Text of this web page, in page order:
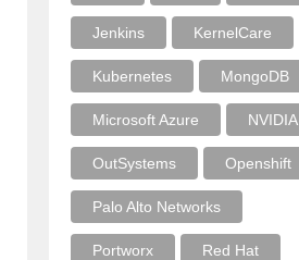
Jenkins KernelCare
Kubernetes MongoDB
Microsoft Azure NVIDIA
OutSystems Openshift
Palo Alto Networks
Portworx Red Hat